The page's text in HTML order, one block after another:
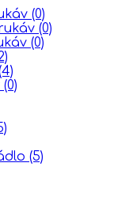
(0)
(0)
(0)
(0)
(5)